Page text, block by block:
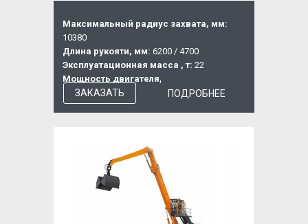
Максимальный радиус захвата, мм:
10380
Длина рукояти, мм: 6200 / 4700
Эксплуатационная масса , т: 22
Мощность двигателя, кВт (л.с.):
ПОДРОБНЕЕ
ЗАКАЗАТЬ